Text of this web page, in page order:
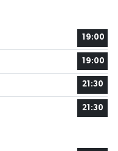
19:00
19:00
21:30
21:30